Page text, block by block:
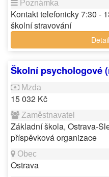
Kontakt telefonicky 7:30 -
školní stravování
Školní psychologové
15 032 Kč
Základní škola, Ostrava-
příspěvková organizace
Ostrava